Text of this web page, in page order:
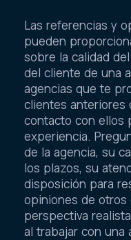
Las referencias y
pueden
sobre la calidad
del cliente de una
agencias que te
clientes anteriores
contacto con ellos
experiencia.
de la agencia, su
los plazos, su
disposición para
opiniones de
perspectiva
al trabajar con una